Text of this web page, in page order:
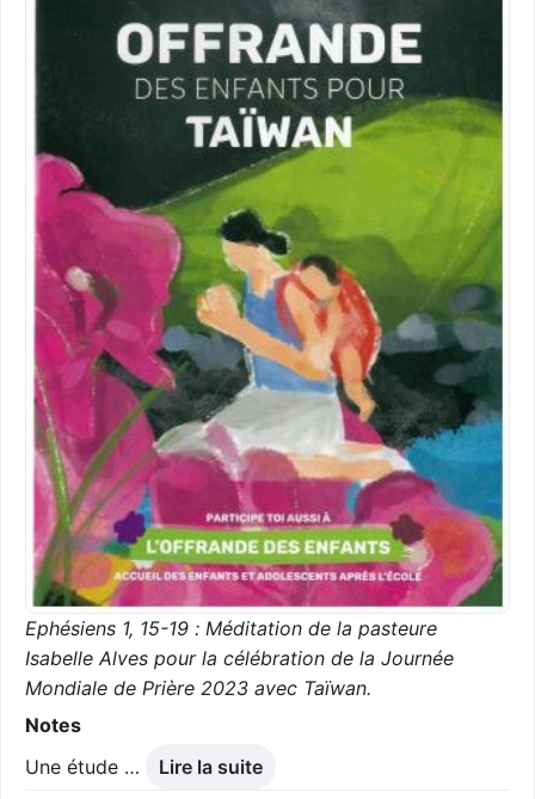
Ephésiens 1, 15-19 : Méditation de la pasteure
Isabelle Alves pour la célébration de la Journée
Mondiale de Prière 2023 avec Taïwan.
Notes
Une étude …
Lire la suite